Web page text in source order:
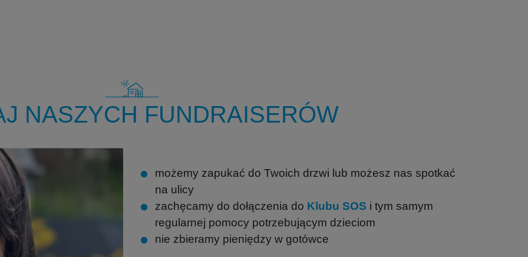
NASZYCH FUNDRAISERÓW
możemy zapukać do Twoich drzwi lub możesz nas spotkać
na ulicy
zachęcamy do dołączenia do Klubu SOS i tym samym
regularnej pomocy potrzebującym dzieciom
nie zbieramy pieniędzy w gotówce